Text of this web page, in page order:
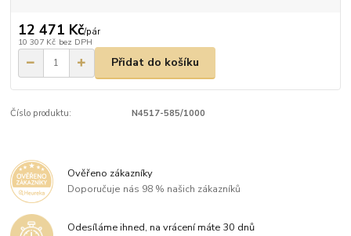
12 471 Kč/pár
10 307 Kč bez DPH
Přidat do košíku
Číslo produktu: N4517-585/1000
Ověřeno zákazníky
Doporučuje nás 98 % našich zákazníků
Odesíláme ihned, na vrácení máte 30 dnů